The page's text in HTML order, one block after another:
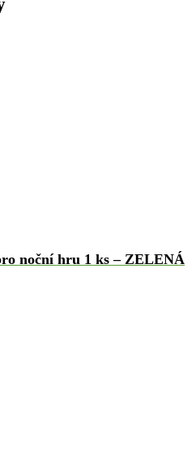
noční hru 1 ks – ZELENÁ